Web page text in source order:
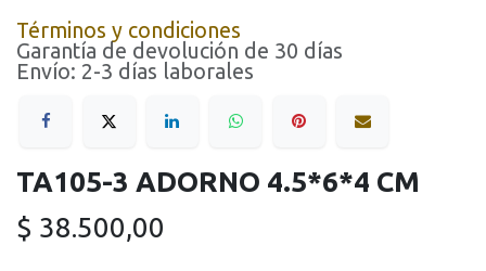
Términos y condiciones
Garantía de devolución de 30 días
Envío: 2-3 días laborales
TA105-3 ADORNO 4.5*6*4 CM
$ 38.500,00